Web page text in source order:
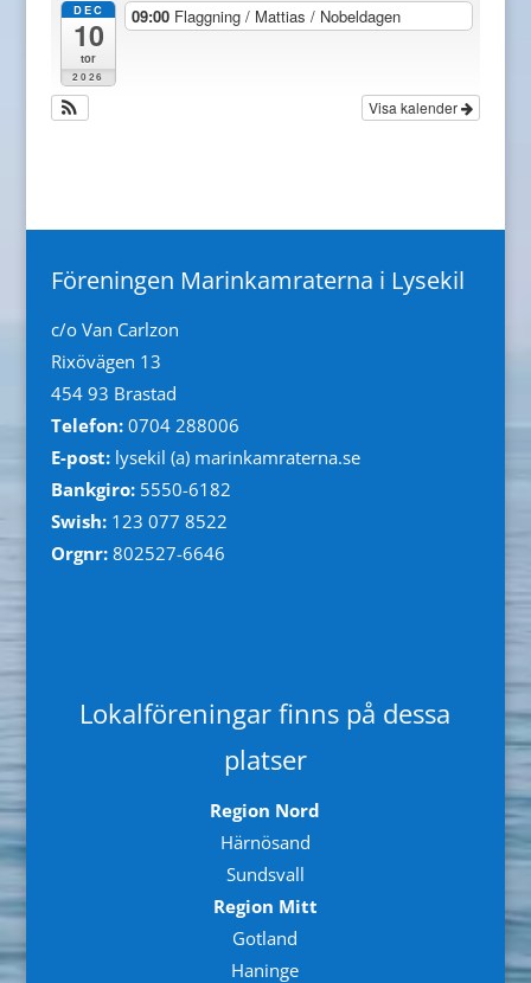
DEC
10
tor
2026
09:00 Flaggning / Mattias / Nobeldagen
Visa kalender
Föreningen Marinkamraterna i Lysekil
c/o Van Carlzon
Rixövägen 13
454 93 Brastad
Telefon: 0704 288006
E-post:lysekil (a) marinkamraterna.se
Bankgiro:5550-6182
Swish:123 077 8522
Orgnr: 802527-6646
Lokalföreningar finns på dessa
platser
Region Nord
Härnösand
Sundsvall
Region Mitt
Gotland
Haninge